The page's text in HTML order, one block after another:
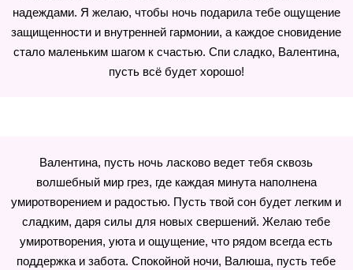
надеждами. Я желаю, чтобы ночь подарила тебе ощущение
защищенности и внутренней гармонии, а каждое сновидение
стало маленьким шагом к счастью. Спи сладко, Валентина,
пусть всё будет хорошо!
Валентина, пусть ночь ласково ведет тебя сквозь
волшебный мир грез, где каждая минута наполнена
умиротворением и радостью. Пусть твой сон будет легким и
сладким, даря силы для новых свершений. Желаю тебе
умиротворения, уюта и ощущение, что рядом всегда есть
поддержка и забота. Спокойной ночи, Валюша, пусть тебе